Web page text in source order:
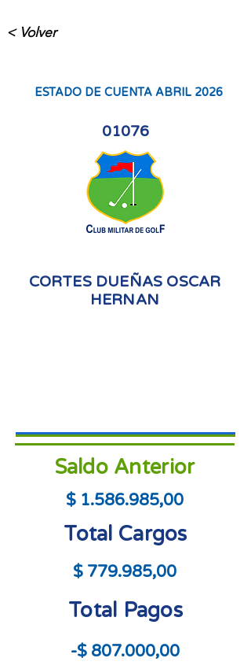
< Volver
ESTADO DE CUENTA ABRIL 2026
01076
CORTES DUEÑAS OSCAR
HERNAN
Saldo Anterior
$ 1.586.985,00
Total Cargos
$ 779.985,00
Total Pagos
-$ 807.000,00